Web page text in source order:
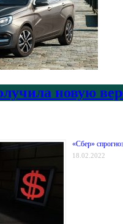
новую
«Сбер»
18.02.2022